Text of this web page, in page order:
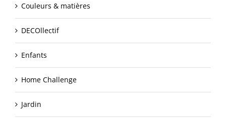
Couleurs & matières
DECOllectif
Enfants
Home Challenge
Jardin